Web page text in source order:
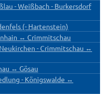
- Weißbach - Burkersdorf
(- Hartenstein)
↔ Crimmitschau
- Crimmitschau ↔
↔ Gösau
- Königswalde ↔